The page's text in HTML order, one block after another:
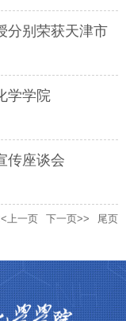
分别荣获天津市
学学院
传座谈会
上一页 下一页>> 尾页